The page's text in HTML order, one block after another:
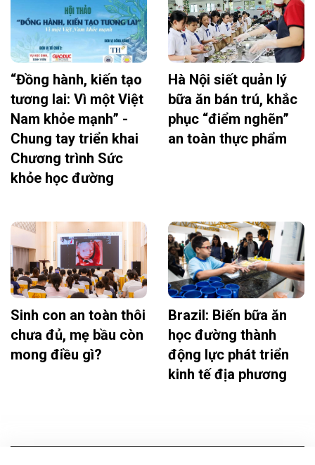
“Đồng hành, kiến tạo
tương lai: Vì một Việt
Nam khỏe mạnh” -
Chung tay triển khai
Chương trình Sức
khỏe học đường
Hà Nội siết quản lý
bữa ăn bán trú, khắc
phục “điểm nghẽn”
an toàn thực phẩm
Sinh con an toàn thôi
chưa đủ, mẹ bầu còn
mong điều gì?
Brazil: Biến bữa ăn
học đường thành
động lực phát triển
kinh tế địa phương